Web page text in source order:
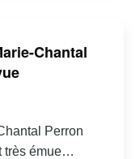
Chantal
Perron
très émue…